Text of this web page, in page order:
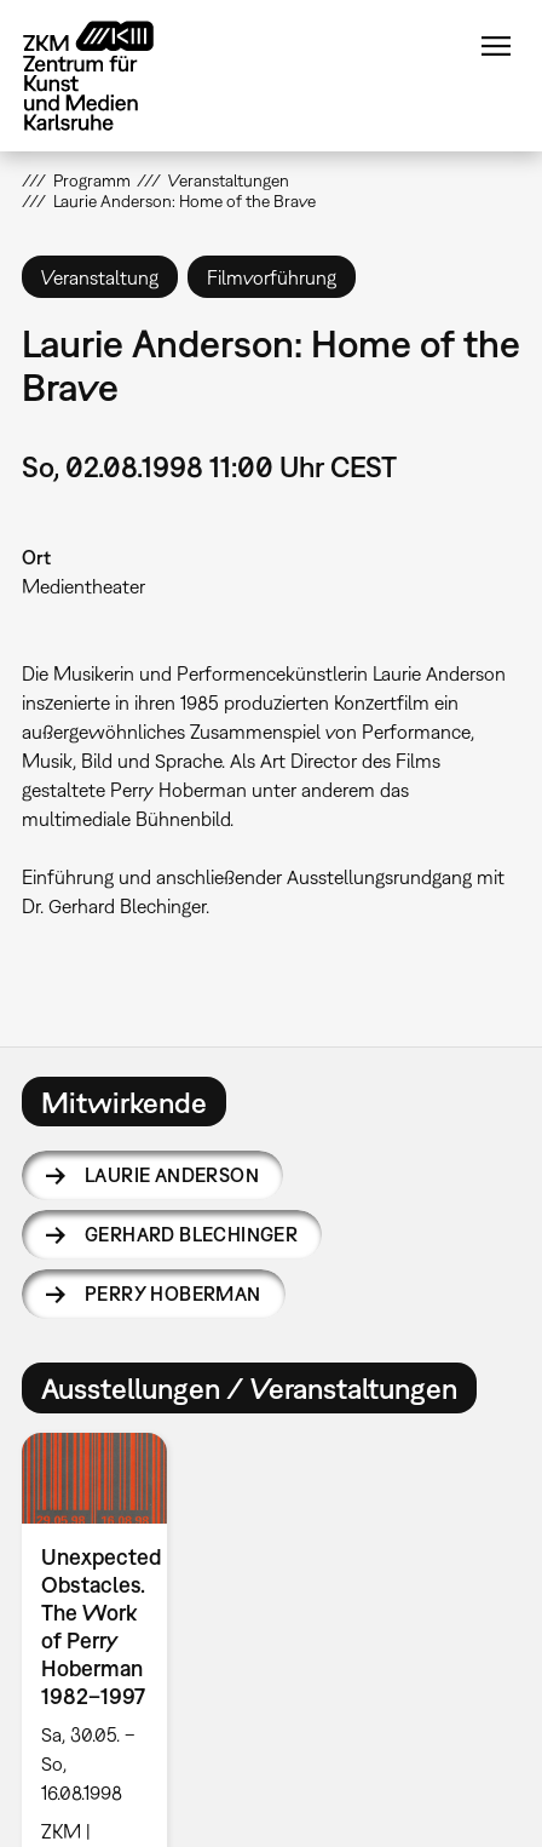
zum
Inhalt
Programm
Veranstaltungen
Laurie Anderson: Home of the Brave
Veranstaltung Filmvorführung
Laurie Anderson: Home of the
Brave
So, 02.08.1998 11:00 Uhr CEST
Ort
Medientheater
Die Musikerin und Performencekünstlerin Laurie Anderson
inszenierte in ihren 1985 produzierten Konzertfilm ein
außergewöhnliches Zusammenspiel von Performance,
Musik, Bild und Sprache. Als Art Director des Films
gestaltete Perry Hoberman unter anderem das
multimediale Bühnenbild.
Einführung und anschließender Ausstellungsrundgang mit
Dr. Gerhard Blechinger.
Mitwirkende
LAURIE ANDERSON
GERHARD BLECHINGER
PERRY HOBERMAN
Ausstellungen / Veranstaltungen
Unexpected
Obstacles.
The Work
of Perry
Hoberman
1982–1997
Sa, 30.05. –
So,
16.08.1998
ZKM |